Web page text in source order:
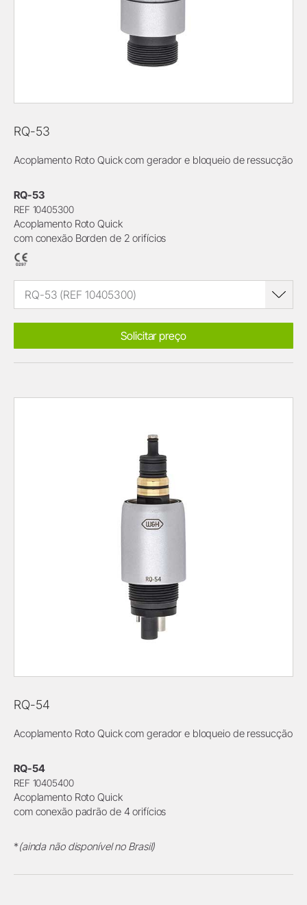
RQ-53
Acoplamento Roto Quick com gerador e bloqueio de ressucção
RQ-53
REF 10405300
Acoplamento Roto Quick
com conexão Borden de 2 orifícios
RQ-53 (REF 10405300)
Solicitar preço
RQ-54
Acoplamento Roto Quick com gerador e bloqueio de ressucção
RQ-54
REF 10405400
Acoplamento Roto Quick
com conexão padrão de 4 orifícios
*(ainda não disponível no Brasil)